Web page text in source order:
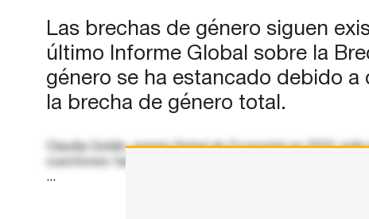
sus investigaciones sobre…
Las brechas de género siguen
último Informe Global sobre la
género se ha estancado debido
la brecha de género total.
Claudia Goldin, premio Nobel de Economía en 2023,
...